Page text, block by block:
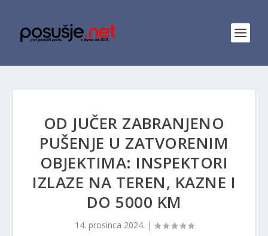
OD JUČER ZABRANJENO
PUŠENJE U ZATVORENIM
OBJEKTIMA: INSPEKTORI
IZLAZE NA TEREN, KAZNE I
DO 5000 KM
14. prosinca 2024. |